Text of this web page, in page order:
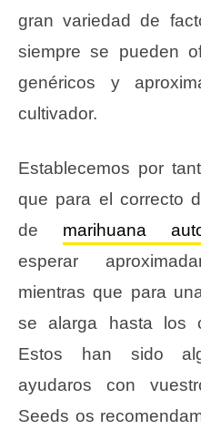
gran variedad de
siempre se pueden
genéricos y
cultivador.
Establecemos por
que para el correcto
de marihuana
esperar
mientras que para
se alarga hasta los
Estos han sido
ayudaros con
Seeds os